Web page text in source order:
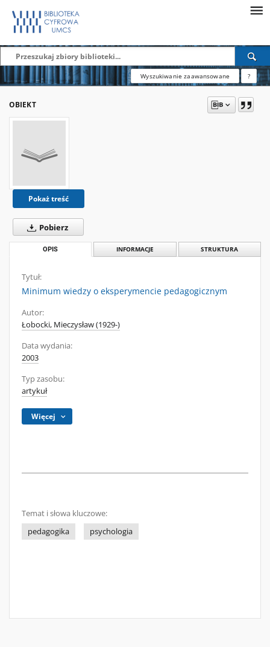
Wyszukiwanie zaawansowane ?
OBIEKT
Pokaż treść
Pobierz
OPIS INFORMACJE STRUKTURA
Tytuł:
Minimum wiedzy o eksperymencie pedagogicznym
Autor:
Łobocki, Mieczysław (1929-)
Data wydania:
2003
Typ zasobu:
artykuł
Więcej
Temat i słowa kluczowe:
pedagogika
psychologia